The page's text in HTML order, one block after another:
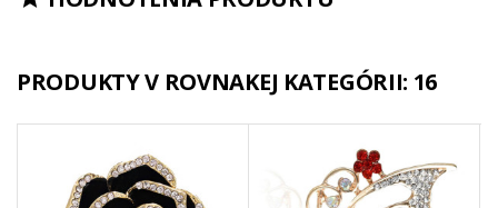
PRODUKTY V ROVNAKEJ KATEGÓRII: 16